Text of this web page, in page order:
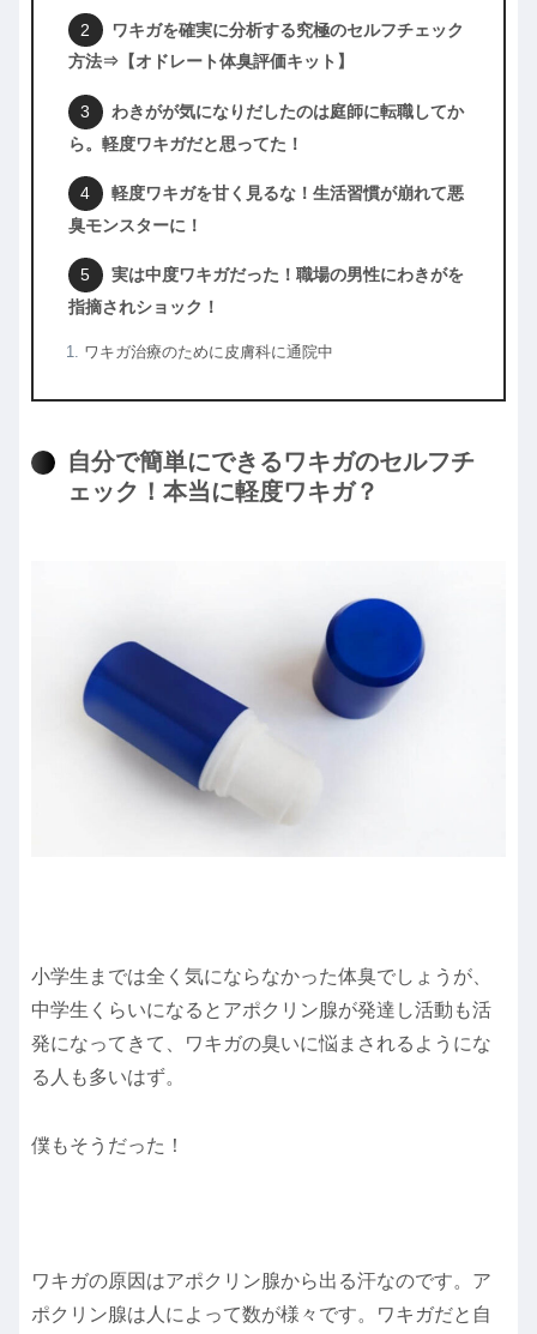
ワキガを確実に分析する究極のセルフチェック
方法⇒【オドレート体臭評価キット】
わきがが気になりだしたのは庭師に転職してか
ら。軽度ワキガだと思ってた！
軽度ワキガを甘く見るな！生活習慣が崩れて悪
臭モンスターに！
実は中度ワキガだった！職場の男性にわきがを
指摘されショック！
ワキガ治療のために皮膚科に通院中
自分で簡単にできるワキガのセルフチ
ェック！本当に軽度ワキガ？
小学生までは全く気にならなかった体臭でしょうが、
中学生くらいになるとアポクリン腺が発達し活動も活
発になってきて、ワキガの臭いに悩まされるようにな
る人も多いはず。
僕もそうだった！
ワキガの原因はアポクリン腺から出る汗なのです。ア
ポクリン腺は人によって数が様々です。ワキガだと自